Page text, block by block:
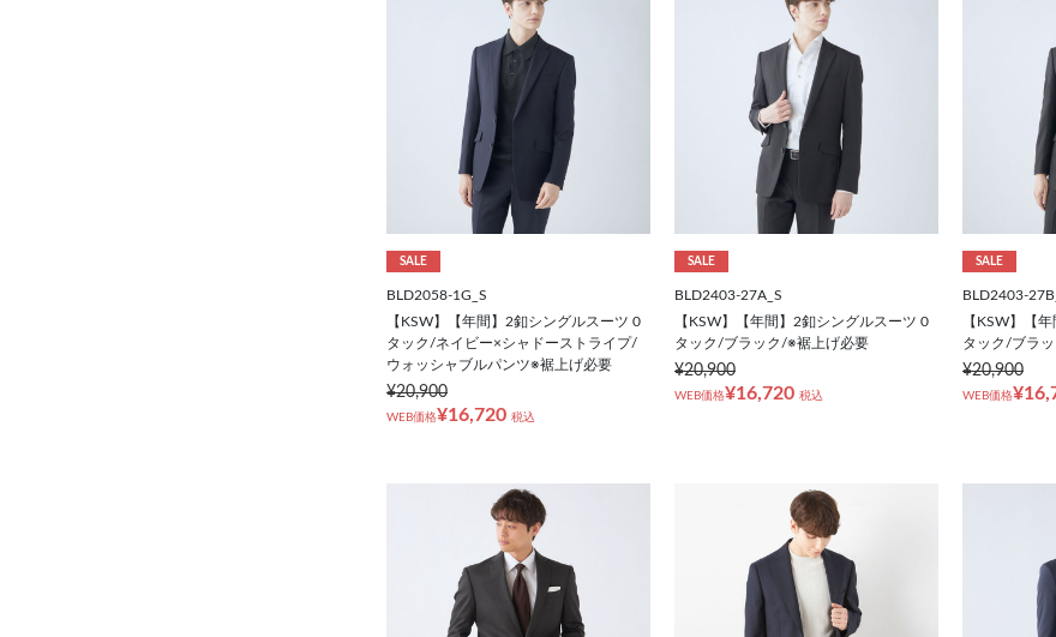
SALE
BLD2058-1G_S
【KSW】【年間】2釦シングルスーツ 0
タック/ネイビー×シャドーストライプ/
ウォッシャブルパンツ※裾上げ必要
¥20,900
WEB価格¥16,720 税込
SALE
BLD2403-27A_S
【KSW】【年間】2釦シングルスーツ 0
タック/ブラック/※裾上げ必要
¥20,900
WEB価格¥16,720 税込
SALE
BLD2403-
【KSW】【
タック/ブラ
¥20,900
WEB価格